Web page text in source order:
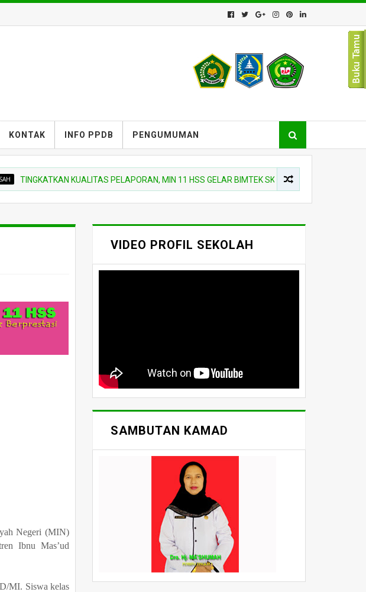
KONTAK INFO PPDB PENGUMUMAN
KUALITAS PELAPORAN, MIN 11 HSS GELAR BIMTEK SKP TRIWULAN III
Negeri (MIN)
Ibnu Mas’ud
MI. Siswa kelas
VIDEO PROFIL SEKOLAH
SAMBUTAN KAMAD